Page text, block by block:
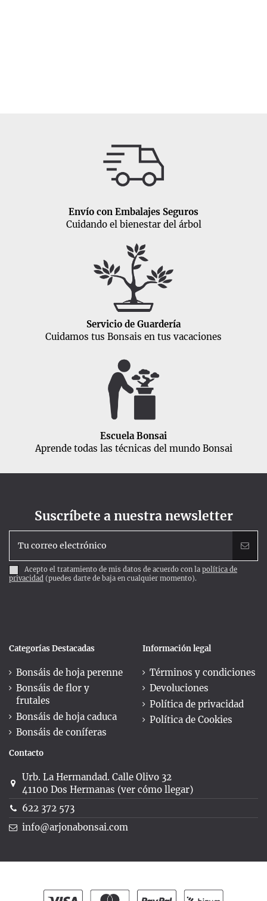
Envío con Embalajes Seguros
Cuidando el bienestar del árbol
Servicio de Guardería
Cuidamos tus Bonsais en tus vacaciones
Escuela Bonsai
Aprende todas las técnicas del mundo Bonsai
Suscríbete a nuestra newsletter
Acepto el tratamiento de mis datos de acuerdo con la política de
privacidad (puedes darte de baja en cualquier momento).
Categorías Destacadas
Bonsáis de hoja perenne
Bonsáis de flor y
frutales
Bonsáis de hoja caduca
Bonsáis de coníferas
Información legal
Términos y condiciones
Devoluciones
Política de privacidad
Política de Cookies
Contacto
Urb. La Hermandad. Calle Olivo 32
41100 Dos Hermanas (ver cómo llegar)
622 372 573
info@arjonabonsai.com